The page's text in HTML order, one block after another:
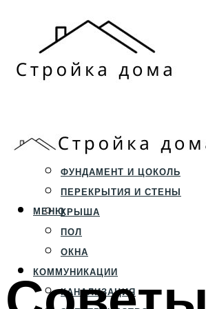
СТРОИТЕЛЬСТВО
ФУНДАМЕНТ И ЦОКОЛЬ
ПЕРЕКРЫТИЯ И СТЕНЫ
КРЫША
ПОЛ
ОКНА
КОММУНИКАЦИИ
КАНАЛИЗАЦИЯ
МЕНЮ